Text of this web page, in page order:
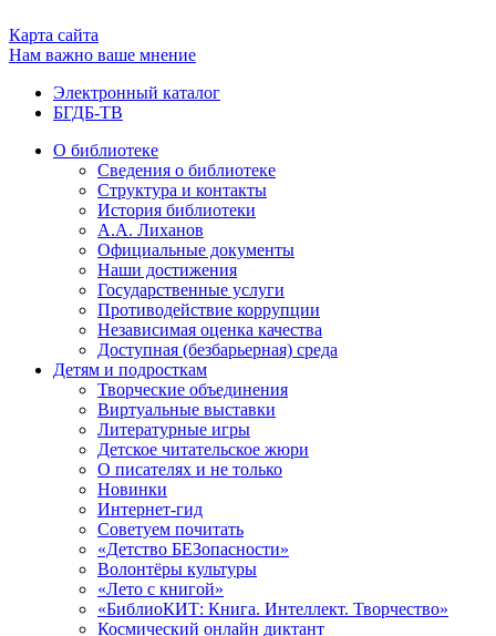
Карта сайта
Нам важно ваше мнение
Электронный каталог
БГДБ-ТВ
О библиотеке
Сведения о библиотеке
Структура и контакты
История библиотеки
А.А. Лиханов
Официальные документы
Наши достижения
Государственные услуги
Противодействие коррупции
Независимая оценка качества
Доступная (безбарьерная) среда
Детям и подросткам
Творческие объединения
Виртуальные выставки
Литературные игры
Детское читательское жюри
О писателях и не только
Новинки
Интернет-гид
Советуем почитать
«Детство БЕЗопасности»
Волонтёры культуры
«Лето с книгой»
«БиблиоКИТ: Книга. Интеллект. Творчество»
Космический онлайн диктант